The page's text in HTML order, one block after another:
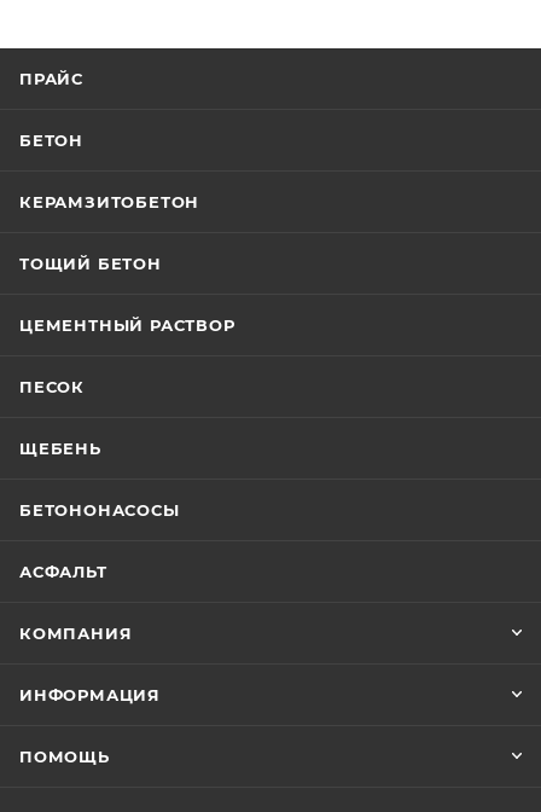
ПРАЙС
БЕТОН
КЕРАМЗИТОБЕТОН
ТОЩИЙ БЕТОН
ЦЕМЕНТНЫЙ РАСТВОР
ПЕСОК
ЩЕБЕНЬ
БЕТОНОНАСОСЫ
АСФАЛЬТ
КОМПАНИЯ
ИНФОРМАЦИЯ
ПОМОЩЬ